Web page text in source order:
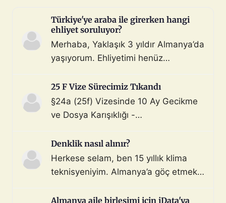
Türkiye'ye araba ile girerken hangi
ehliyet soruluyor?
Merhaba, Yaklaşık 3 yıldır Almanya’da
yaşıyorum. Ehliyetimi henüz
çoktan halletmem gerekiyordu ama
maalesef yapmadım). Diyelim ki bir
araç satın aldım ve gerekli tüm
ehliyeti olan biri aracı kullanarak beni
Türkiye sınır […]
25 F Vize Sürecimiz Tıkandı
§24a (25f) Vizesinde 10 Ay Gecikme
ve Dosya Karışıklığı -
Merhaba, §24a BeschV (Profesyonel
Sürücü) vize sürecimizde 10 ayı
geride bıraktık ve çıkmaza girdik.
Özeti: Başvuru: 29.08.2025 (İstanbul
Denklik nasıl alınır?
Herkese selam, ben 15 yıllık klima
teknisyeniyim. Almanya’a göç etmek
topladım ve yeminli almanca tercüme
Almanya aile birleşimi için iData'ya